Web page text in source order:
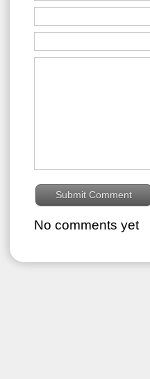
No comments yet